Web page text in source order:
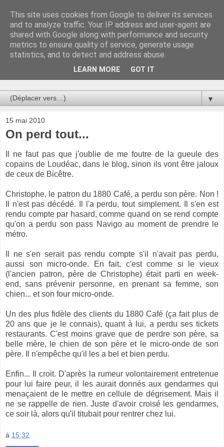
Au bistro !
La connerie étant le seul chemin susceptible de nous faire
entrevoir une parcelle de vérité, utilisons la par des moyens
de communication efficaces. Le temps qu'on remplisse nos
▼
15 mai 2010
On perd tout...
Il ne faut pas que j'oublie de me foutre de la gueule des
copains de Loudéac, dans le blog, sinon ils vont être jaloux
de ceux de Bicêtre.
Christophe, le patron du 1880 Café, a perdu son père. Non !
Il n'est pas décédé. Il l'a perdu, tout simplement. Il s'en est
rendu compte par hasard, comme quand on se rend compte
qu'on a perdu son pass Navigo au moment de prendre le
métro.
Il ne s'en serait pas rendu compte s'il n'avait pas perdu,
aussi son micro-onde. En fait, c'est comme si le vieux
(l'ancien patron, père de Christophe) était parti en week-
end, sans prévenir personne, en prenant sa femme, son
chien... et son four micro-onde.
Un des plus fidèle des clients du 1880 Café (ça fait plus de
20 ans que je le connais), quant à lui, a perdu ses tickets
restaurants. C'est moins grave que de perdre son père, sa
belle mère, le chien de son père et le micro-onde de son
père. Il n'empêche qu'il les a bel et bien perdu.
Enfin... Il croit. D'après la rumeur volontairement entretenue
pour lui faire peur, il les aurait donnés aux gendarmes qui
menaçaient de le mettre en cellule de dégrisement. Mais il
ne se rappelle de rien. Juste d'avoir croisé les gendarmes,
ce soir là, alors qu'il titubait pour rentrer chez lui.
à 15:32
This site uses cookies from Google to deliver its services
and to analyze traffic. Your IP address and user-agent are
shared with Google along with performance and security
metrics to ensure quality of service, generate usage
statistics, and to detect and address abuse.
LEARN MORE GOT IT